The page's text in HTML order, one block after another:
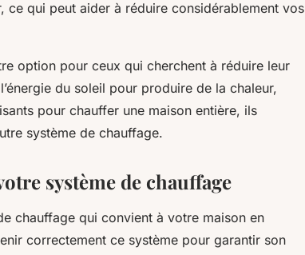
ce qui peut aider à réduire considérablement vos
option pour ceux qui cherchent à réduire leur
du soleil pour produire de la chaleur,
pour chauffer une maison entière, ils
système de chauffage.
système de chauffage
chauffage qui convient à votre maison en
correctement ce système pour garantir son